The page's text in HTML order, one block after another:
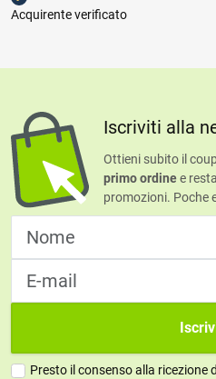
Acquirente verificato
Iscriviti alla
Ottieni subito il
primo ordinee
promozioni. Poche
Presto il consenso alla ricezione